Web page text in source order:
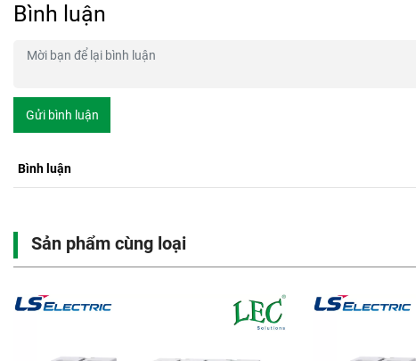
Bình luận
Gửi bình luận
Bình luận
Sản phẩm cùng loại